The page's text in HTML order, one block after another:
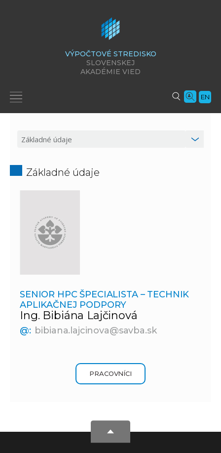
VÝPOČTOVÉ STREDISKO
SLOVENSKEJ
AKADÉMIE VIED
EN
Základné údaje
SENIOR HPC ŠPECIALISTA – TECHNIK
APLIKAČNEJ PODPORY
Ing. Bibiána Lajčinová
@: bibiana.lajcinova@savba.sk
PRACOVNÍCI